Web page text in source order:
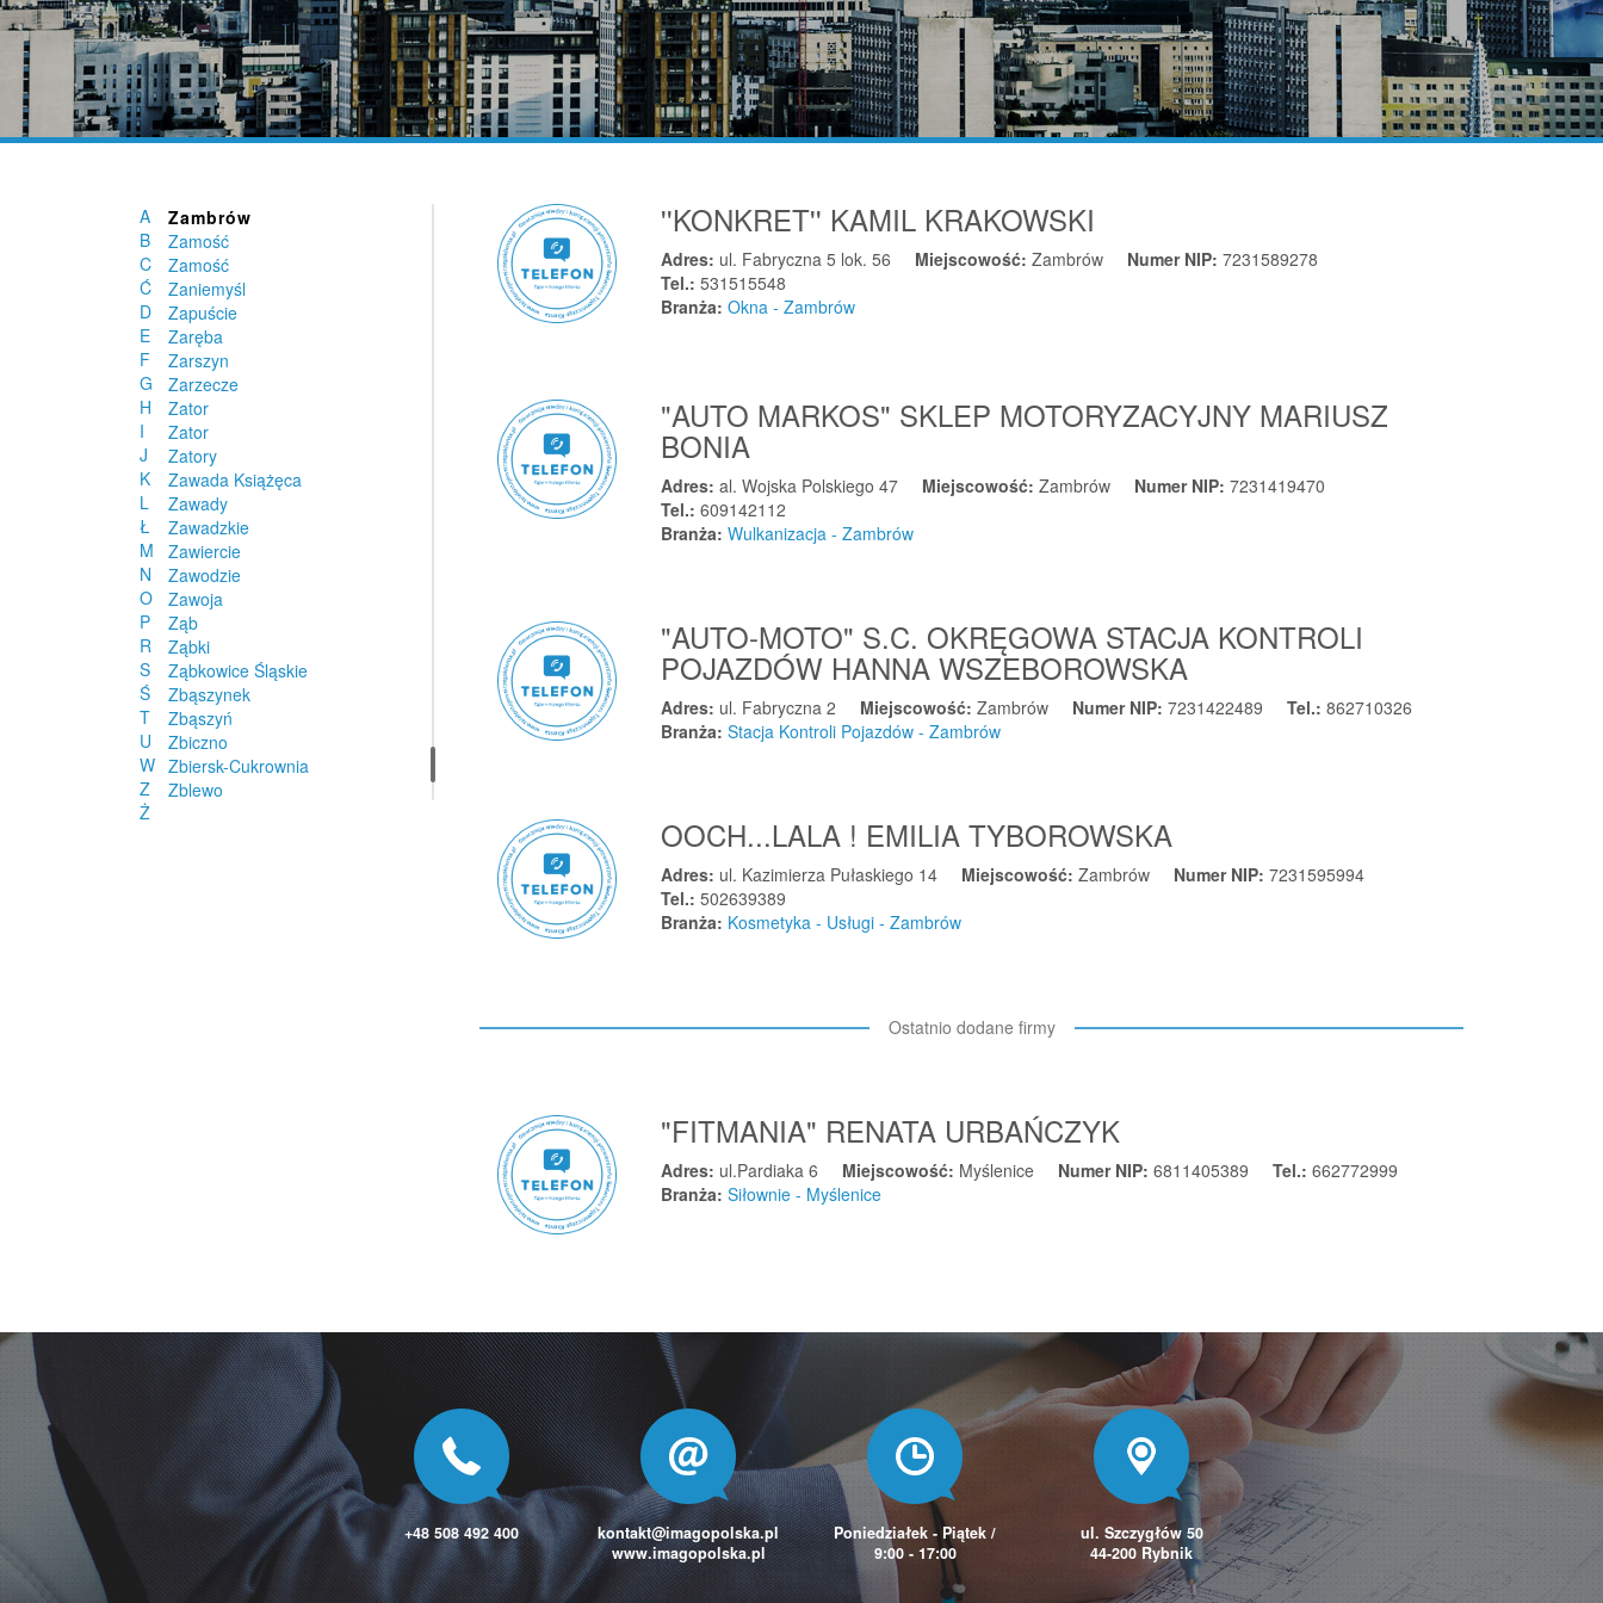
A
B
C
Ć
D
E
F
G
H
I
J
K
L
Ł
M
N
O
P
R
S
Ś
T
U
W
Z
Ż
Zakrzówek
Zakrzówek
Zalesice
Zalesie
Zalesie Górne
Zaleszany
Zambrów
Zamość
Zamość
Zaniemyśl
Zapuście
Zaręba
Zarszyn
Zarzecze
Zator
Zator
Zatory
Zawada Książęca
Zawady
Zawadzkie
Zawiercie
Zawodzie
Zawoja
Ząb
Ząbki
Ząbkowice Śląskie
Zbąszynek
Zbąszyń
Zbiczno
Zbiersk-Cukrownia
Zblewo
Zielonki
Zielonki
Zieluń
Ziemięcice
Zimnice Wielkie
Złocieniec
Złoczew
Złotniki
Złotniki Kujawskie
Złotokłos
Złotoryja
''KONKRET'' KAMIL KRAKOWSKI
Adres: ul. Fabryczna 5 lok. 56 Miejscowość:Zambrów Numer NIP:7231589278
Tel.:531515548
Branża:Okna - Zambrów
"AUTO MARKOS" SKLEP MOTORYZACYJNY MARIUSZ
BONIA
Adres:al. Wojska Polskiego 47 Miejscowość:Zambrów Numer NIP:7231419470
Tel.:609142112
Branża:Wulkanizacja - Zambrów
"AUTO-MOTO" S.C. OKRĘGOWA STACJA KONTROLI
POJAZDÓW HANNA WSZEBOROWSKA
Adres: ul. Fabryczna 2 Miejscowość:Zambrów Numer NIP:7231422489 Tel.:862710326
Branża:Stacja Kontroli Pojazdów - Zambrów
OOCH...LALA ! EMILIA TYBOROWSKA
Adres: ul. Kazimierza Pułaskiego 14 Miejscowość:Zambrów Numer NIP:7231595994
Tel.:502639389
Branża: Kosmetyka - Usługi - Zambrów
Ostatnio dodane firmy
"FITMANIA" RENATA URBAŃCZYK
Adres: ul.Pardiaka 6 Miejscowość: Myślenice Numer NIP:6811405389 Tel.:662772999
Branża:Siłownie - Myślenice
+48 508 492 400
kontakt@imagopolska.pl
www.imagopolska.pl
Poniedziałek - Piątek /
9:00 - 17:00
ul. Szczygłów 50
44-200 Rybnik